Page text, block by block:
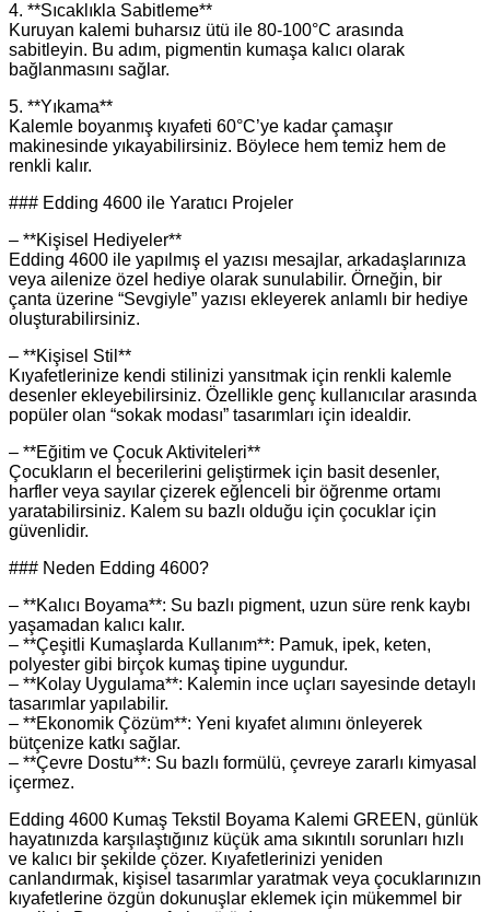
4. **Sıcaklıkla Sabitleme**
Kuruyan kalemi buharsız ütü ile 80-100°C arasında
sabitleyin. Bu adım, pigmentin kumaşa kalıcı olarak
bağlanmasını sağlar.
5. **Yıkama**
Kalemle boyanmış kıyafeti 60°C’ye kadar çamaşır
makinesinde yıkayabilirsiniz. Böylece hem temiz hem de
renkli kalır.
### Edding 4600 ile Yaratıcı Projeler
– **Kişisel Hediyeler**
Edding 4600 ile yapılmış el yazısı mesajlar, arkadaşlarınıza
veya ailenize özel hediye olarak sunulabilir. Örneğin, bir
çanta üzerine “Sevgiyle” yazısı ekleyerek anlamlı bir hediye
oluşturabilirsiniz.
– **Kişisel Stil**
Kıyafetlerinize kendi stilinizi yansıtmak için renkli kalemle
desenler ekleyebilirsiniz. Özellikle genç kullanıcılar arasında
popüler olan “sokak modası” tasarımları için idealdir.
– **Eğitim ve Çocuk Aktiviteleri**
Çocukların el becerilerini geliştirmek için basit desenler,
harfler veya sayılar çizerek eğlenceli bir öğrenme ortamı
yaratabilirsiniz. Kalem su bazlı olduğu için çocuklar için
güvenlidir.
### Neden Edding 4600?
– **Kalıcı Boyama**: Su bazlı pigment, uzun süre renk kaybı
yaşamadan kalıcı kalır.
– **Çeşitli Kumaşlarda Kullanım**: Pamuk, ipek, keten,
polyester gibi birçok kumaş tipine uygundur.
– **Kolay Uygulama**: Kalemin ince uçları sayesinde detaylı
tasarımlar yapılabilir.
– **Ekonomik Çözüm**: Yeni kıyafet alımını önleyerek
bütçenize katkı sağlar.
– **Çevre Dostu**: Su bazlı formülü, çevreye zararlı kimyasal
içermez.
Edding 4600 Kumaş Tekstil Boyama Kalemi GREEN, günlük
hayatınızda karşılaştığınız küçük ama sıkıntılı sorunları hızlı
ve kalıcı bir şekilde çözer. Kıyafetlerinizi yeniden
canlandırmak, kişisel tasarımlar yaratmak veya çocuklarınızın
kıyafetlerine özgün dokunuşlar eklemek için mükemmel bir